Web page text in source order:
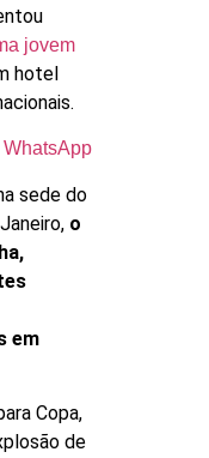
jovem
hotel
sede do
o
em
Copa,
de